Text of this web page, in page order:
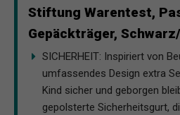
Stiftung Warentest,
Gepäckträger,
SICHERHEIT: Inspiriert von
umfassendes Design extra
Kind sicher und geborgen
gepolsterte Sicherheitsgurt,